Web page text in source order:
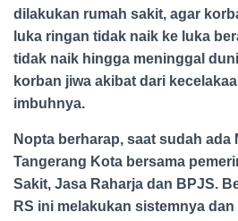
dilakukan rumah sakit, agar
luka ringan tidak naik ke luka
tidak naik hingga meninggal
korban jiwa akibat dari
imbuhnya.
Nopta berharap, saat sudah ada
Tangerang Kota bersama
Sakit, Jasa Raharja dan BPJS.
RS ini melakukan sistemnya